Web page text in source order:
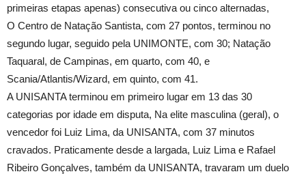
primeiras etapas apenas) consecutiva ou cinco alternadas,
O Centro de Natação Santista, com 27 pontos, terminou no
segundo lugar, seguido pela UNIMONTE, com 30; Natação
Taquaral, de Campinas, em quarto, com 40, e
Scania/Atlantis/Wizard, em quinto, com 41.
A UNISANTA terminou em primeiro lugar em 13 das 30
categorias por idade em disputa, Na elite masculina (geral), o
vencedor foi Luiz Lima, da UNISANTA, com 37 minutos
cravados. Praticamente desde a largada, Luiz Lima e Rafael
Ribeiro Gonçalves, também da UNISANTA, travaram um duelo